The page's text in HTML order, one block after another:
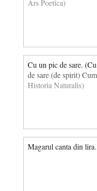
Ars Poetica)
Cu un pic de sare.
de sare (de spirit)
Historia Naturalis)
Magarul canta din